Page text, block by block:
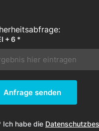
+ 6 *
Anfrage senden
Ich habe die